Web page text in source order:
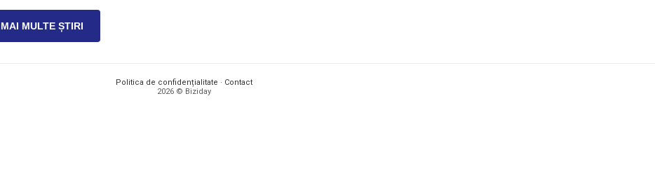
MAI MULTE ȘTIRI
Politica de confidențialitate · Contact
2026 © Biziday